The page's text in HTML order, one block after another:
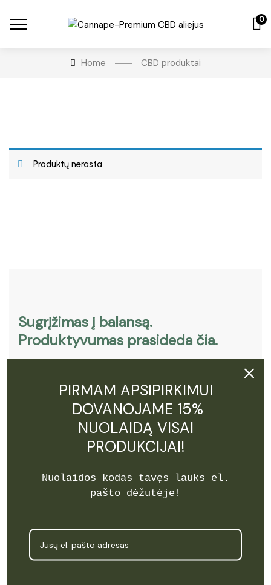
0
Home CBD produktai
Produktų nerasta.
Sugrįžimas į balansą.
Produktyvumas prasideda čia.
Prenumeruoti
Meniu
PIRMAM APSIPIRKIMUI
DOVANOJAME 15%
NUOLAIDĄ VISAI
PRODUKCIJAI!
Nuolaidos kodas tavęs lauks el.
pašto dėžutėje!